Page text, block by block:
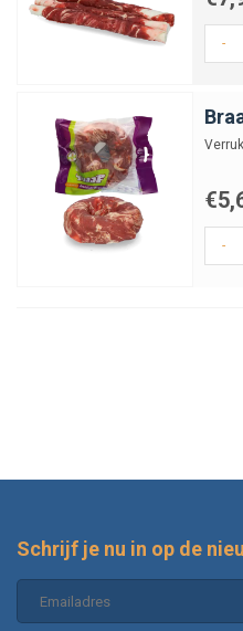
-
-
Schrijf je nu in op de